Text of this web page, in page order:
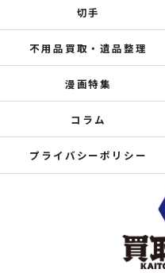
切手
不用品買取・遺品整理
漫画特集
コラム
プライバシーポリシー